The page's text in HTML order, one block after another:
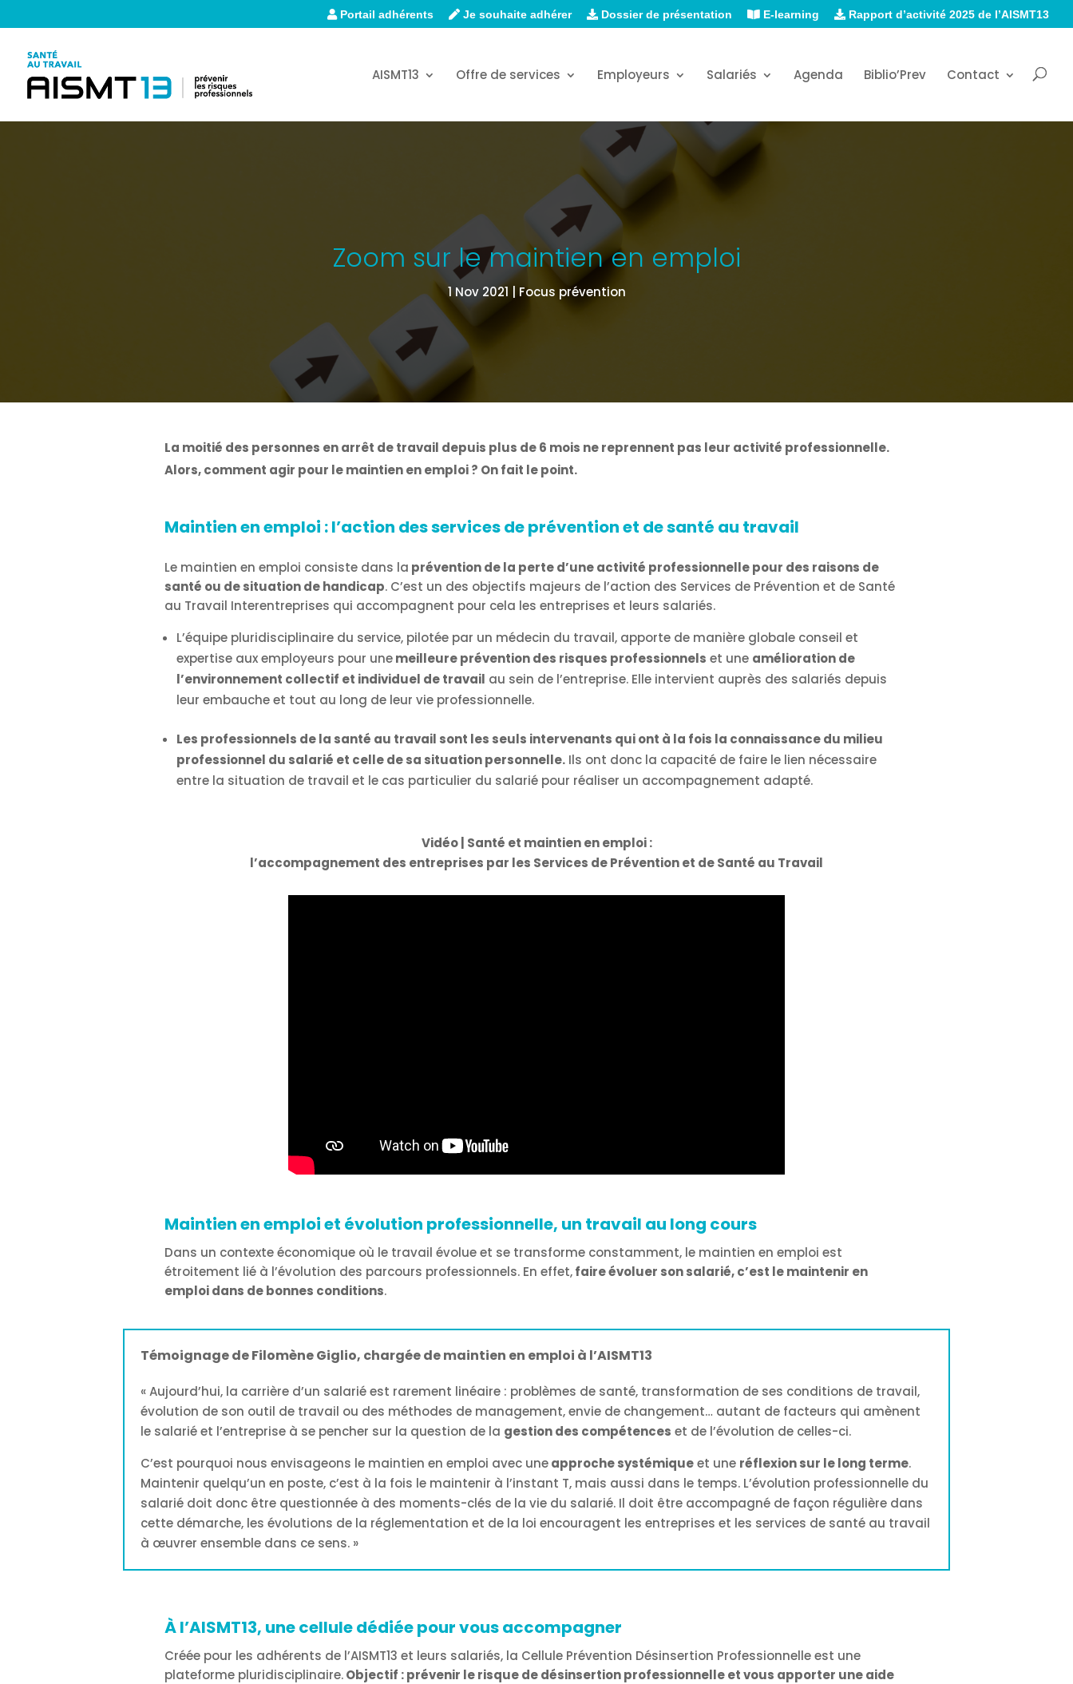
Portail adhérents Je souhaite adhérer Dossier de présentation E-learning Rapport d’activité 2025 de l’AISMT13
AISMT13 Offre de services Employeurs Salariés Agenda Biblio’Prev Contact
Zoom sur le maintien en emploi
1 Nov 2021 Focus prévention
La moitié des personnes en arrêt de travail depuis plus de 6 mois ne reprennent pas leur activité professionnelle.
Alors, comment agir pour le maintien en emploi ? On fait le point.
Maintien en emploi : l’action des services de prévention et de santé au travail
Le maintien en emploi consiste dans la prévention de la perte d’une activité professionnelle pour des raisons de
santé ou de situation de handicap. C’est un des objectifs majeurs de l’action des Services de Prévention et de Santé
au Travail Interentreprises qui accompagnent pour cela les entreprises et leurs salariés.
L’équipe pluridisciplinaire du service, pilotée par un médecin du travail, apporte de manière globale conseil et
expertise aux employeurs pour unemeilleure prévention des risques professionnels et une amélioration de
l’environnement collectif et individuel de travail au sein de l’entreprise. Elle intervient auprès des salariés depuis
leur embauche et tout au long de leur vie professionnelle.
Les professionnels de la santé au travail sont les seuls intervenants qui ont à la fois la connaissance du milieu
professionnel du salarié et celle de sa situation personnelle.Ils ont donc la capacité de faire le lien nécessaire
entre la situation de travail et le cas particulier du salarié pour réaliser un accompagnement adapté.
Vidéo | Santé et maintien en emploi :
l’accompagnement des entreprises par les Services de Prévention et de Santé au Travail
Maintien en emploi et évolution professionnelle, un travail au long cours
Dans un contexte économique où le travail évolue et se transforme constamment, le maintien en emploi est
étroitement lié à l’évolution des parcours professionnels. En effet,faire évoluer son salarié, c’est le maintenir en
emploi dans de bonnes conditions.
Témoignage de Filomène Giglio, chargée de maintien en emploi à l’AISMT13
« Aujourd’hui, la carrière d’un salarié est rarement linéaire : problèmes de santé, transformation de ses conditions de travail,
évolution de son outil de travail ou des méthodes de management, envie de changement… autant de facteurs qui amènent
le salarié et l’entreprise à se pencher sur la question de la gestion des compétences et de l’évolution de celles-ci.
C’est pourquoi nous envisageons le maintien en emploi avec uneapproche systémiqueet une réflexion sur le long terme.
Maintenir quelqu’un en poste, c’est à la fois le maintenir à l’instant T, mais aussi dans le temps. L’évolution professionnelle du
salarié doit donc être questionnée à des moments-clés de la vie du salarié. Il doit être accompagné de façon régulière dans
cette démarche, les évolutions de la réglementation et de la loi encouragent les entreprises et les services de santé au travail
à œuvrer ensemble dans ce sens. »
À l’AISMT13, une cellule dédiée pour vous accompagner
Créée pour les adhérents de l’AISMT13 et leurs salariés, la Cellule Prévention Désinsertion Professionnelle est une
plateforme pluridisciplinaire.Objectif : prévenir le risque de désinsertion professionnelle et vous apporter une aide